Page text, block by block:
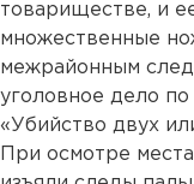
товариществе, и
множественные
межрайонным
уголовное дело
«Убийство двух
При осмотре